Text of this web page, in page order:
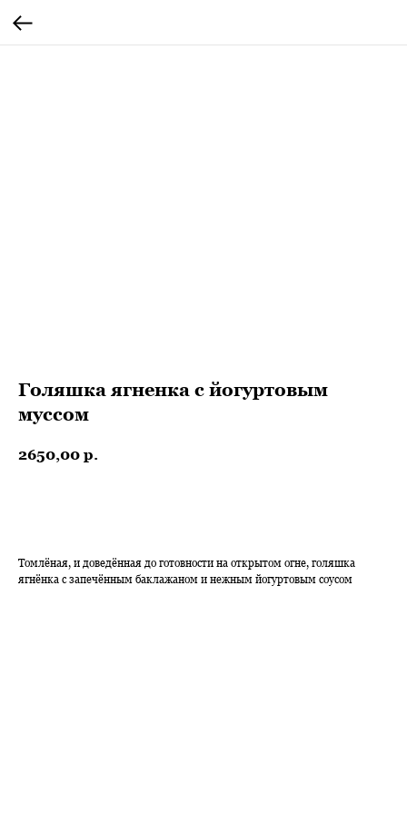
Голяшка ягненка с йогуртовым
муссом
2650,00 р.
Томлёная, и доведённая до готовности на открытом огне, голяшка
ягнёнка с запечённым баклажаном и нежным йогуртовым соусом